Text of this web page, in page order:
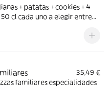
+ patatas + cookies + 4
cl cada uno a elegir entre
tea o Aquarius de limón. Tu
35,49 €
familiares especialidades